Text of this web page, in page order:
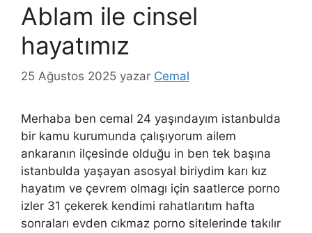
Ablam ile cinsel
hayatımız
25 Ağustos 2025 yazar Cemal
Merhaba ben cemal 24 yaşındayım istanbulda
bir kamu kurumunda çalışıyorum ailem
ankaranın ilçesinde olduğu in ben tek başına
istanbulda yaşayan asosyal biriydim karı kız
hayatım ve çevrem olmagı için saatlerce porno
izler 31 çekerek kendimi rahatlarıtım hafta
sonraları evden cıkmaz porno sitelerinde takılır